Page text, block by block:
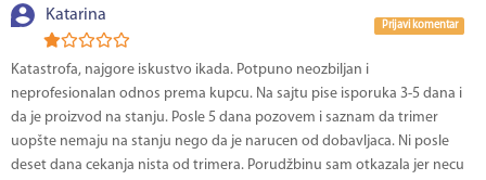
Katarina
Prijavi komentar
Katastrofa, najgore iskustvo ikada. Potpuno neozbiljan i
neprofesionalan odnos prema kupcu. Na sajtu pise isporuka 3-5 dana i
da je proizvod na stanju. Posle 5 dana pozovem i saznam da trimer
uopšte nemaju na stanju nego da je narucen od dobavljaca. Ni posle
deset dana cekanja nista od trimera. Porudžbinu sam otkazala jer necu